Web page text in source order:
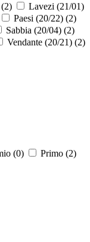
2)
Lavezi (21/01)
Paesi (20/22) (2)
Sabbia (20/04) (2)
Vendante (20/21) (2)
(0) Primo (2)